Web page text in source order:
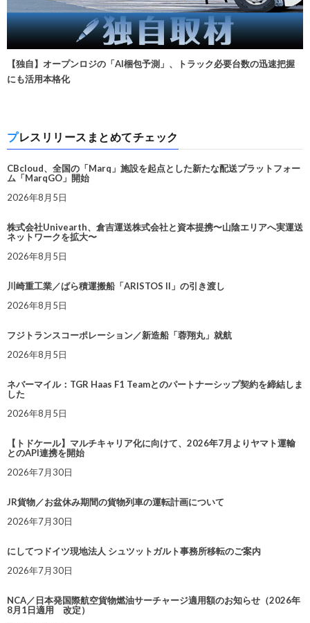
【独自】オープンロジの「AI梱包予測」、トラック必要台数の迅速把握
にも活用本格化
プレスリリースまとめてチェック
CBcloud、全国の「Marq」施設を起点とした新たな配送プラットフォー
ム「MarqGO」開始
2026年8月5日
株式会社Univearth、倉吉運送株式会社と資本提携〜山陰エリアへ実運送
ネットワークを拡大〜
2026年8月5日
川崎重工業／ばら積運搬船「ARISTOS II」の引き渡し
2026年8月5日
フジトランスコーポレーション／新造船「蓉翔丸」就航
2026年8月5日
ネバーマイル：TGR Haas F1 Teamとのパートナーシップ契約を締結しま
した
2026年8月5日
【トドケール】マルチキャリア化に向けて、2026年7月よりヤマト運輸
とのAPI連携を開始
2026年7月30日
JR貨物／お盆休み期間の貨物列車の運転計画について
2026年7月30日
にしてつドイツ現地法人 シュツットガルト事務所移転のご案内
2026年7月30日
NCA／日本発国際航空貨物燃油サーチャージ適用額のお知らせ（2026年
8月1日適用 改定）